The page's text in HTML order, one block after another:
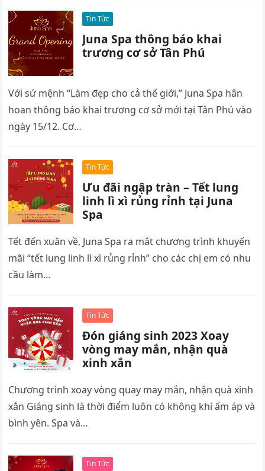
Tin Tức
Juna Spa thông báo khai
trương cơ sở Tân Phú
Với sứ mệnh “Làm đẹp cho cả thế giới,” Juna Spa hân
hoan thông báo khai trương cơ sở mới tại Tân Phú vào
ngày 15/12. Cơ…
Tin Tức
Ưu đãi ngập tràn – Tết lung
linh lì xì rủng rỉnh tại Juna
Spa
Tết đến xuân về, Juna Spa ra mắt chương trình khuyến
mãi “tết lung linh lì xì rủng rỉnh” cho các chị em có nhu
cầu làm…
Tin Tức
Đón giáng sinh 2023 Xoay
vòng may mắn, nhận quà
xinh xắn
Chương trình xoay vòng quay may mắn, nhận quà xinh
xắn Giáng sinh là thời điểm luôn có không khí ấm áp và
bình yên. Spa và…
Tin Tức